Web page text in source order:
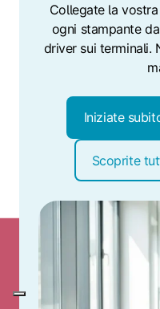
Collegate la
ogni stampante
driver sui terminali.
Iniziate
Scoprite